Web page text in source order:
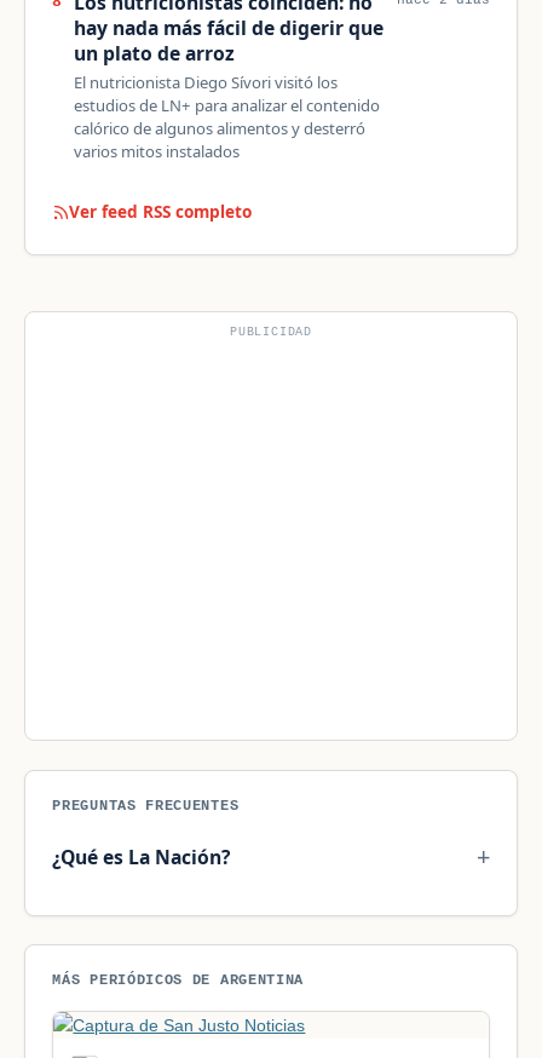
hay nada más fácil de digerir que
un plato de arroz
El nutricionista Diego Sívori visitó los
estudios de LN+ para analizar el contenido
calórico de algunos alimentos y desterró
varios mitos instalados
Ver feed RSS completo
PUBLICIDAD
PREGUNTAS FRECUENTES
¿Qué es La Nación?
MÁS PERIÓDICOS DE ARGENTINA